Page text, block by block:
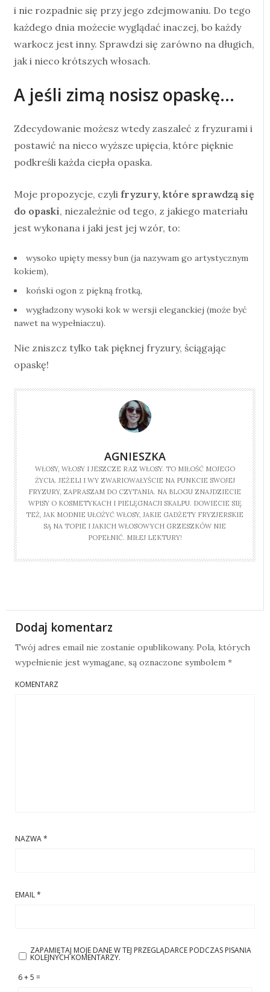
i nie rozpadnie się przy jego zdejmowaniu. Do tego
każdego dnia możecie wyglądać inaczej, bo każdy
warkocz jest inny. Sprawdzi się zarówno na długich,
jak i nieco krótszych włosach.
A jeśli zimą nosisz opaskę…
Zdecydowanie możesz wtedy zaszaleć z fryzurami i
postawić na nieco wyższe upięcia, które pięknie
podkreśli każda ciepła opaska.
Moje propozycje, czyli fryzury, które sprawdzą się
do opaski, niezależnie od tego, z jakiego materiału
jest wykonana i jaki jest jej wzór, to:
wysoko upięty messy bun (ja nazywam go artystycznym
kokiem),
koński ogon z piękną frotką,
wygładzony wysoki kok w wersji eleganckiej (może być
nawet na wypełniaczu).
Nie zniszcz tylko tak pięknej fryzury, ściągając
opaskę!
AGNIESZKA
WŁOSY, WŁOSY I JESZCZE RAZ WŁOSY. TO MIŁOŚĆ MOJEGO
ŻYCIA. JEŻELI I WY ZWARIOWAŁYŚCIE NA PUNKCIE SWOJEJ
FRYZURY, ZAPRASZAM DO CZYTANIA. NA BLOGU ZNAJDZIECIE
WPISY O KOSMETYKACH I PIELĘGNACJI SKALPU. DOWIECIE SIĘ
TEŻ, JAK MODNIE UŁOŻYĆ WŁOSY, JAKIE GADŻETY FRYZJERSKIE
SĄ NA TOPIE I JAKICH WŁOSOWYCH GRZESZKÓW NIE
POPEŁNIĆ. MIŁEJ LEKTURY!
Dodaj komentarz
Twój adres email nie zostanie opublikowany. Pola, których
wypełnienie jest wymagane, są oznaczone symbolem *
KOMENTARZ
NAZWA*
EMAIL*
ZAPAMIĘTAJ MOJE DANE W TEJ PRZEGLĄDARCE PODCZAS PISANIA
KOLEJNYCH KOMENTARZY.
6 + 5 =